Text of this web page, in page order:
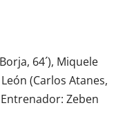
64´), Miquele
(Carlos Atanes,
Entrenador: Zeben